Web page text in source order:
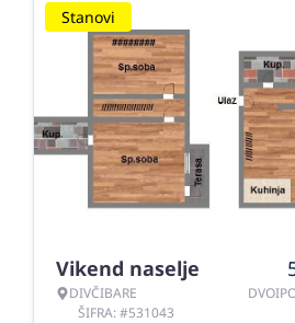
Stanovi
Vikend naselje
DIVČIBARE
ŠIFRA: #531043